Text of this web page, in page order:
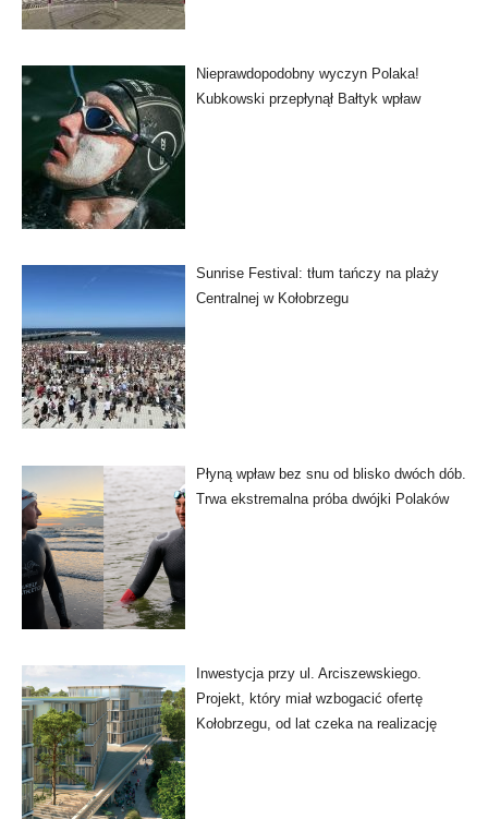
Nieprawdopodobny wyczyn Polaka!
Kubkowski przepłynął Bałtyk wpław
Sunrise Festival: tłum tańczy na plaży
Centralnej w Kołobrzegu
Płyną wpław bez snu od blisko dwóch dób.
Trwa ekstremalna próba dwójki Polaków
Inwestycja przy ul. Arciszewskiego.
Projekt, który miał wzbogacić ofertę
Kołobrzegu, od lat czeka na realizację